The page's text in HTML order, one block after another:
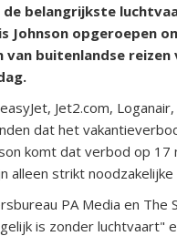
de belangrijkste
Johnson opgeroepen
buitenlandse
Jet2.com,
dat het
komt dat verbod op
alleen strikt
PA Media en The
is zonder luchtvaart"